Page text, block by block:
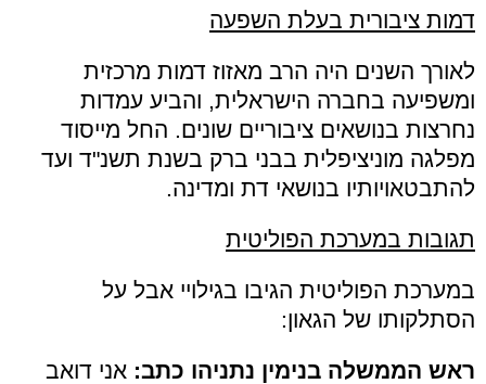
דמות ציבורית בעלת השפעה
לאורך השנים היה הרב מאזוז דמות מרכזית
ומשפיעה בחברה הישראלית, והביע עמדות
נחרצות בנושאים ציבוריים שונים. החל מייסוד
מפלגה מוניציפלית בבני ברק בשנת תשנ"ד ועד
להתבטאויותיו בנושאי דת ומדינה.
תגובות במערכת הפוליטית
במערכת הפוליטית הגיבו בגילויי אבל על
הסתלקותו של הגאון:
ראש הממשלה בנימין נתניהו כתב: אני דואב